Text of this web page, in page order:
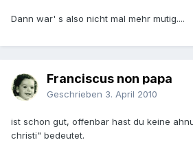
Dann war' s also nicht mal mehr mutig....
Franciscus non papa
Geschrieben 3. April 2010
ist schon gut, offenbar hast du keine
christi" bedeutet.